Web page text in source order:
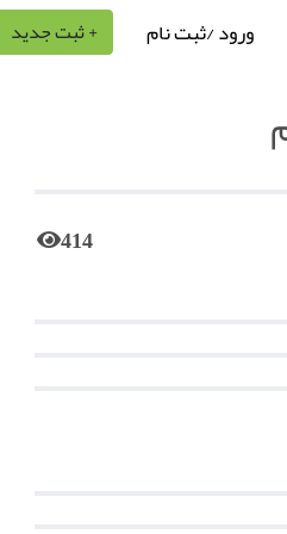
ورود /ثبت نام + ثبت جدید
414